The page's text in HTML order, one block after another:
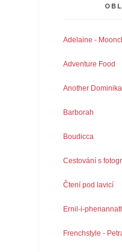
Adelaine -
Adventure Food
Another Dominika
Barborah
Boudicca
Cestování s
Čtení pod lavicí
Ernil-i-
Frenchstyle -